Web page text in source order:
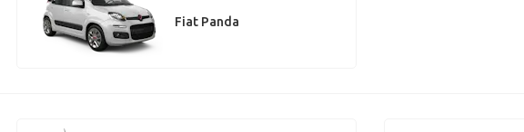
Fiat Panda